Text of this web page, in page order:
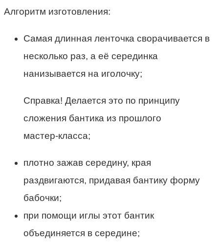
Алгоритм изготовления:
Самая длинная ленточка сворачивается в
несколько раз, а её серединка
нанизывается на иголочку;
Справка! Делается это по принципу
сложения бантика из прошлого
мастер-класса;
плотно зажав середину, края
раздвигаются, придавая бантику форму
бабочки;
при помощи иглы этот бантик
объединяется в середине;